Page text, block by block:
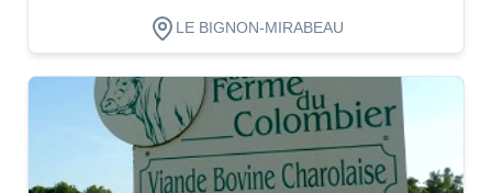
LE BIGNON-MIRABEAU
Dégustation